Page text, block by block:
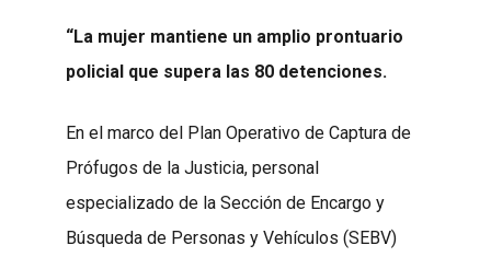
“La mujer mantiene un amplio prontuario
policial que supera las 80 detenciones.
En el marco del Plan Operativo de Captura de
Prófugos de la Justicia, personal
especializado de la Sección de Encargo y
Búsqueda de Personas y Vehículos (SEBV)